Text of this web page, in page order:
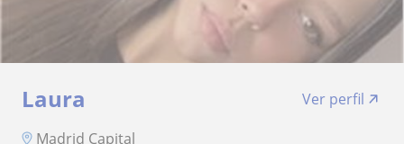
Laura
Ver perfil
Madrid Capital